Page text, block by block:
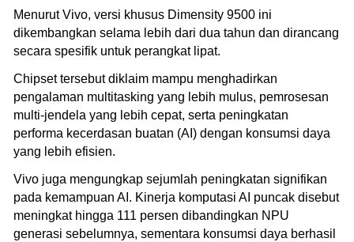
Menurut Vivo, versi khusus Dimensity 9500 ini
dikembangkan selama lebih dari dua tahun dan dirancang
secara spesifik untuk perangkat lipat.
Chipset tersebut diklaim mampu menghadirkan
pengalaman multitasking yang lebih mulus, pemrosesan
multi-jendela yang lebih cepat, serta peningkatan
performa kecerdasan buatan (AI) dengan konsumsi daya
yang lebih efisien.
Vivo juga mengungkap sejumlah peningkatan signifikan
pada kemampuan AI. Kinerja komputasi AI puncak disebut
meningkat hingga 111 persen dibandingkan NPU
generasi sebelumnya, sementara konsumsi daya berhasil